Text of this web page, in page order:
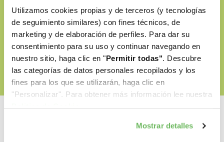
Utilizamos cookies propias y de terceros (y tecnologías
de seguimiento similares) con fines técnicos, de
marketing y de elaboración de perfiles. Para dar su
consentimiento para su uso y continuar navegando en
nuestro sitio, haga clic en "Permitir todas". Descubre
las categorías de datos personales recopilados y los
fines para los que se utilizarán, haga clic en
"Personalizar". Para obtener más información lee nuestra
Mostrar detalles
DESCUBRE NUESTRO WORLD OF LOVE